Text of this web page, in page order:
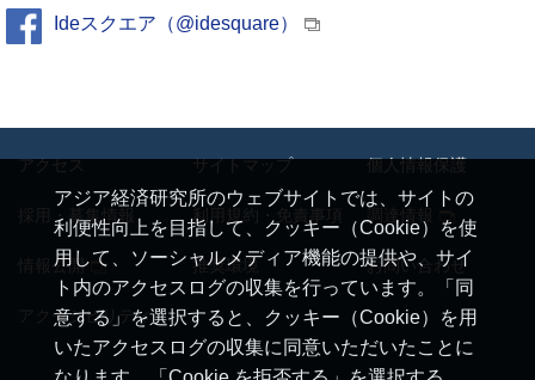
Ideスクエア（@idesquare）
アジア経済研究所のウェブサイトでは、サイトの
利便性向上を目指して、クッキー（Cookie）を使
用して、ソーシャルメディア機能の提供や、サイ
ト内のアクセスログの収集を行っています。「同
意する」を選択すると、クッキー（Cookie）を用
いたアクセスログの収集に同意いただいたことに
アクセス サイトマップ 個人情報保護
採用・募集情報 利用規約・免責事項
情報公開 推奨環境 お問い合わせ
アクセシビリティ